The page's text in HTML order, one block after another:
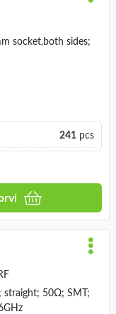
socket,both sides;
241 pcs
straight; 50Ω; SMT;